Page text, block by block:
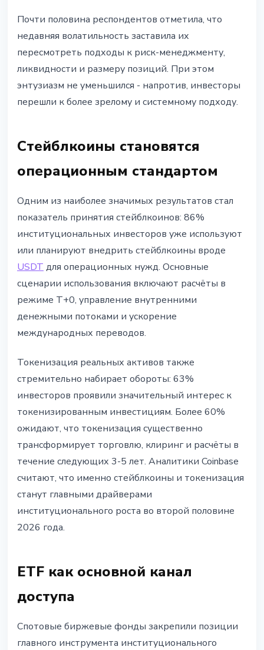
Почти половина респондентов отметила, что
недавняя волатильность заставила их
пересмотреть подходы к риск-менеджменту,
ликвидности и размеру позиций. При этом
энтузиазм не уменьшился - напротив, инвесторы
перешли к более зрелому и системному подходу.
Стейблкоины становятся
операционным стандартом
Одним из наиболее значимых результатов стал
показатель принятия стейблкоинов: 86%
институциональных инвесторов уже используют
или планируют внедрить стейблкоины вроде
USDTдля операционных нужд. Основные
сценарии использования включают расчёты в
режиме T+0, управление внутренними
денежными потоками и ускорение
международных переводов.
Токенизация реальных активов также
стремительно набирает обороты: 63%
инвесторов проявили значительный интерес к
токенизированным инвестициям. Более 60%
ожидают, что токенизация существенно
трансформирует торговлю, клиринг и расчёты в
течение следующих 3-5 лет. Аналитики Coinbase
считают, что именно стейблкоины и токенизация
станут главными драйверами
институционального роста во второй половине
2026 года.
ETF как основной канал
доступа
Спотовые биржевые фонды закрепили позиции
главного инструмента институционального